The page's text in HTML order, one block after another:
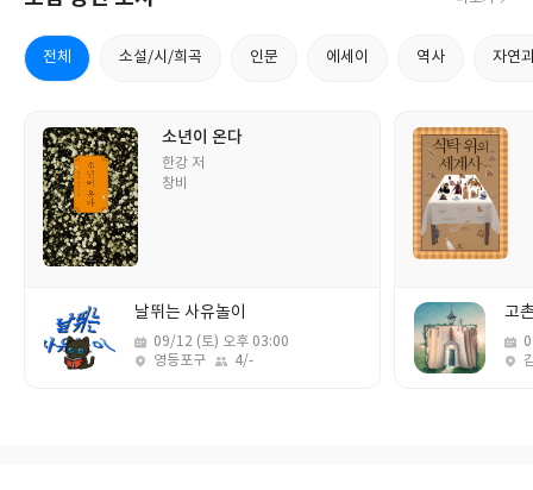
정모 교수님의 글은 재미있게 잘 읽힌다시니 읽
어봐야겠군.
런
전체 소설/시/희곡 인문 에세이 역사 자연
소년이 온다
저
자
한강 저
출
창비
날뛰는 사유놀이
날
짜
09/12 (토) 오후 03:00
영등포구
4/-
고
날
짜